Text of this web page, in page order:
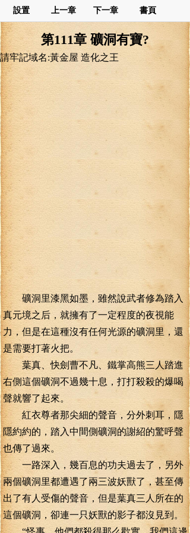
設置 上一章 下一章 書頁
第111章 礦洞有寶?
請牢記域名:黃金屋 造化之王
礦洞里漆黑如墨，雖然說武者修為踏入
真元境之后，就擁有了一定程度的夜視能
力，但是在這種沒有任何光源的礦洞里，還
是需要打著火把。
葉真、快劍曹不凡、鐵掌高熊三人踏進
右側這個礦洞不過幾十息，打打殺殺的爆喝
聲就響了起來。
紅衣尊者那尖細的聲音，分外刺耳，隱
隱約約的，踏入中間側礦洞的謝紹的驚呼聲
也傳了過來。
一路深入，幾百息的功夫過去了，另外
兩個礦洞里都遭遇了兩三波妖獸了，甚至傳
出了有人受傷的聲音，但是葉真三人所在的
這個礦洞，卻連一只妖獸的影子都沒見到。